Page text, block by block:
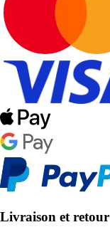
Livraison et retour